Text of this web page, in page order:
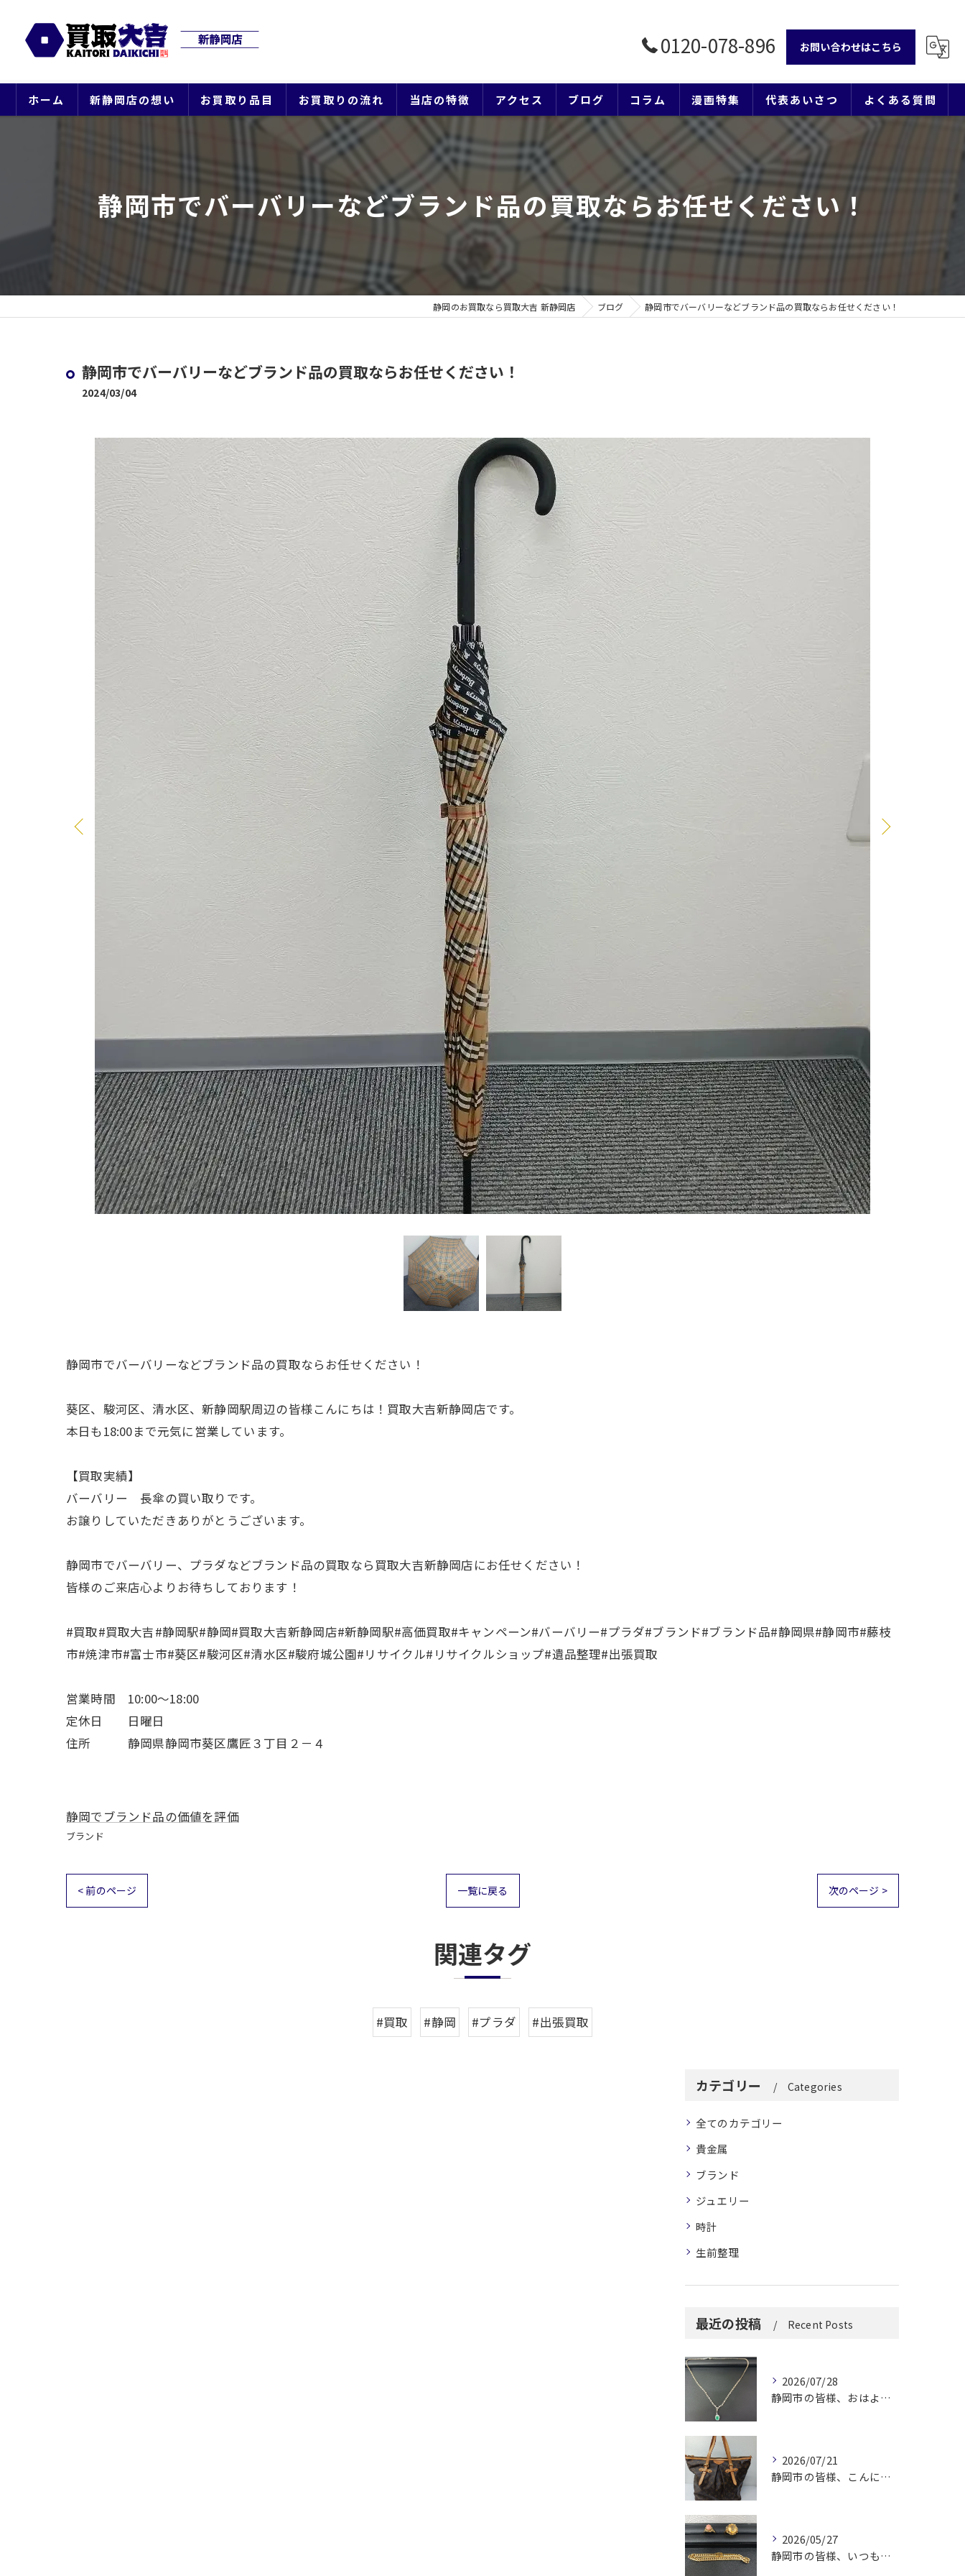
0120-078-896 お問い合わせはこちら
ホーム 新静岡店の想い お買取り品目 お買取りの流れ 当店の特徴
貴金属
ブランド
ジュエリー
アクセス ブログ コラム 漫画特集 代表あいさつ よくある質問
静岡市でバーバリーなどブランド品の買取ならお任せください！
静岡のお買取なら買取大吉 新静岡店 ブログ 静岡市でバーバリーなどブランド品の買取ならお任せください！
静岡市でバーバリーなどブランド品の買取ならお任せください！
2024/03/04
静岡市でバーバリーなどブランド品の買取ならお任せください！
葵区、駿河区、清水区、新静岡駅周辺の皆様こんにちは！買取大吉新静岡店です。
本日も18:00まで元気に営業しています。
【買取実績】
バーバリー 長傘の買い取りです。
お譲りしていただきありがとうございます。
静岡市でバーバリー、プラダなどブランド品の買取なら買取大吉新静岡店にお任せください！
皆様のご来店心よりお待ちしております！
#買取#買取大吉#静岡駅#静岡#買取大吉新静岡店#新静岡駅#高価買取#キャンペーン#バーバリー#プラダ#ブランド#ブランド品#静岡県#静岡市#藤枝
市#焼津市#富士市#葵区#駿河区#清水区#駿府城公園#リサイクル#リサイクルショップ#遺品整理#出張買取
営業時間 10:00～18:00
定休日 日曜日
住所 静岡県静岡市葵区鷹匠３丁目２－４
静岡でブランド品の価値を評価
ブランド
< 前のページ 一覧に戻る 次のページ >
関連タグ
#買取 #静岡 #プラダ #出張買取
カテゴリー Categories
全てのカテゴリー
貴金属
ブランド
ジュエリー
時計
生前整理
最近の投稿 Recent Posts
2026/07/28
静岡市の皆様、おはようございます。
2026/07/21
静岡市の皆様、こんにちは！
2026/05/27
静岡市の皆様、いつも大変お世話になっております。